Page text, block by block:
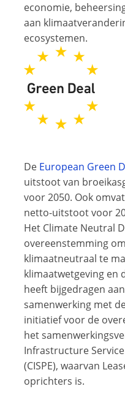
economie,
aan
ecosystemen.
De European Green
uitstoot van
voor 2050. Ook
netto-uitstoot voor
Het Climate Neutral
overeenstemming
klimaatneutraal te
klimaatwetgeving en
heeft bijgedragen
samenwerking met
initiatief voor de
het
Infrastructure
(CISPE), waarvan
oprichters is.